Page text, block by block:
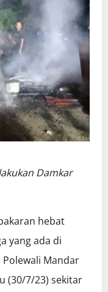
Damkar
hebat
yang ada di
Mandar
(30/7/23) sekitar